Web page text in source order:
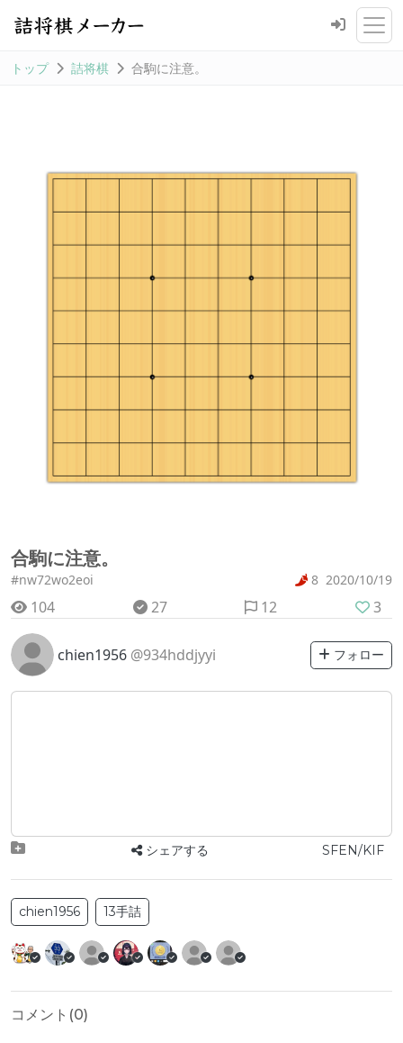
トップ 詰将棋 合駒に注意。
合駒に注意。
#nw72wo2eoi 8 2020/10/19
104 27 12 3
chien1956 @934hddjyyi フォロー
シェアする SFEN/KIF
chien1956 13手詰
コメント(0)